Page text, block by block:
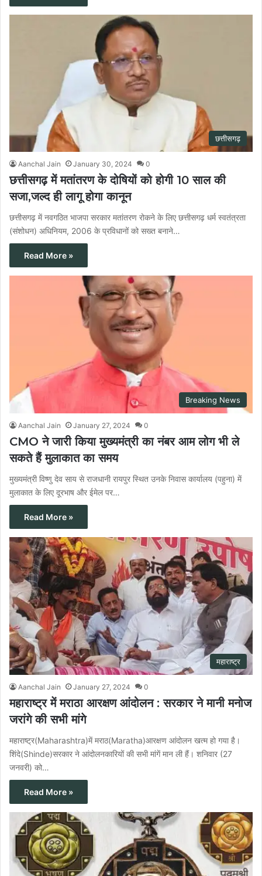
छत्तीसगढ़
Aanchal Jain January 30, 2024 0
छत्तीसगढ़ में मतांतरण के दोषियों को होगी 10 साल की
सजा,जल्द ही लागू होगा कानून
छत्तीसगढ़ में नवगठित भाजपा सरकार मतांतरण रोकने के लिए छत्तीसगढ़ धर्म स्वतंत्रता
(संशोधन) अधिनियम, 2006 के प्रविधानों को सख्त बनाने…
Read More »
Breaking News
Aanchal Jain January 27, 2024 0
CMO ने जारी किया मुख्यमंत्री का नंबर आम लोग भी ले
सकते हैं मुलाकात का समय
मुख्यमंत्री विष्णु देव साय से राजधानी रायपुर स्थित उनके निवास कार्यालय (पहुना) में
मुलाकात के लिए दूरभाष और ईमेल पर…
Read More »
महाराष्ट्र
Aanchal Jain January 27, 2024 0
महाराष्ट्र में मराठा आरक्षण आंदोलन : सरकार ने मानी मनोज
जरांगे की सभी मांगे
महाराष्ट्र(Maharashtra)में मराठ(Maratha)आरक्षण आंदोलन खत्म हो गया है।
शिंदे(Shinde)सरकार ने आंदोलनकारियों की सभी मांगें मान ली हैं। शनिवार (27
जनवरी) को…
Read More »